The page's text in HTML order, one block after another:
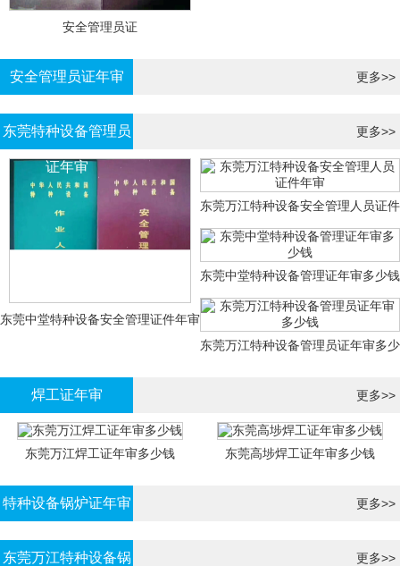
安全管理员证
安全管理员证年审 更多>>
东莞特种设备管理员
证年审
更多>>
东莞中堂特种设备安全管理证件年审
东莞万江特种设备安全管理人员证件
年审
东莞中堂特种设备管理证年审多少钱
东莞万江特种设备管理员证年审多少
焊工证年审 更多>>
东莞万江焊工证年审多少钱 东莞高埗焊工证年审多少钱
特种设备锅炉证年审 更多>>
东莞万江特种设备锅 更多>>